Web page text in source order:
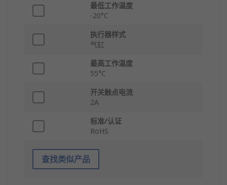
最低工作温度
-20°C
执行器样式
气缸
最高工作温度
55°C
开关触点电流
2A
标准/认证
RoHS
查找类似产品